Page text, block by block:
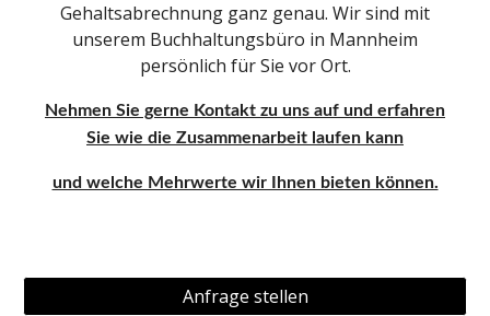
Gehaltsabrechnung ganz genau. Wir sind mit
unserem Buchhaltungsbüro in Mannheim
persönlich für Sie vor Ort.
Nehmen Sie gerne Kontakt zu uns auf und erfahren
Sie wie die Zusammenarbeit laufen kann
und welche Mehrwerte wir Ihnen bieten können.
Anfrage stellen